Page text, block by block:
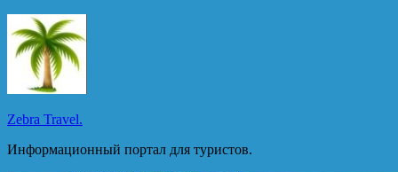
Перейти
к
содержимому
Zebra Travel.
Информационный портал для туристов.